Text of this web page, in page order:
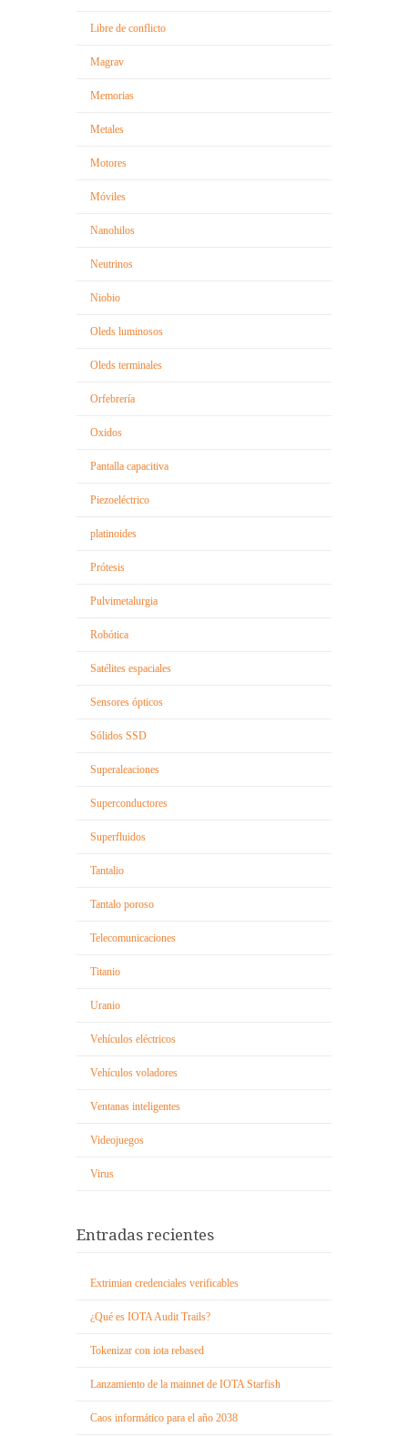
Libre de conflicto
Magrav
Memorias
Metales
Motores
Móviles
Nanohilos
Neutrinos
Niobio
Oleds luminosos
Oleds terminales
Orfebrería
Oxidos
Pantalla capacitiva
Piezoeléctrico
platinoides
Prótesis
Pulvimetalurgia
Robótica
Satélites espaciales
Sensores ópticos
Sólidos SSD
Superaleaciones
Superconductores
Superfluidos
Tantalio
Tantalo poroso
Telecomunicaciones
Titanio
Uranio
Vehículos eléctricos
Vehículos voladores
Ventanas inteligentes
Videojuegos
Virus
Entradas recientes
Extrimian credenciales verificables
¿Qué es IOTA Audit Trails?
Tokenizar con iota rebased
Lanzamiento de la mainnet de IOTA Starfish
Caos informático para el año 2038